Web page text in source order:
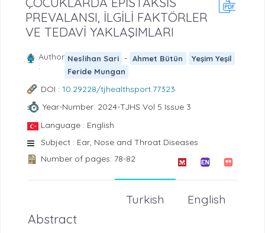
PREVALANSI, İLGİLİ FAKTÖRLER
VE TEDAVİ YAKLAŞIMLARI
Author
:
Neslihan Sari - Ahmet Bütün
Yeşim Yeşil
Feride Mungan
DOI : 10.29228/tjhealthsport.77323
Year-Number: 2024-TJHS Vol 5 Issue 3
Language : English
Subject : Ear, Nose and Throat Diseases
Number of pages: 78-82
English
Turkish
Abstract